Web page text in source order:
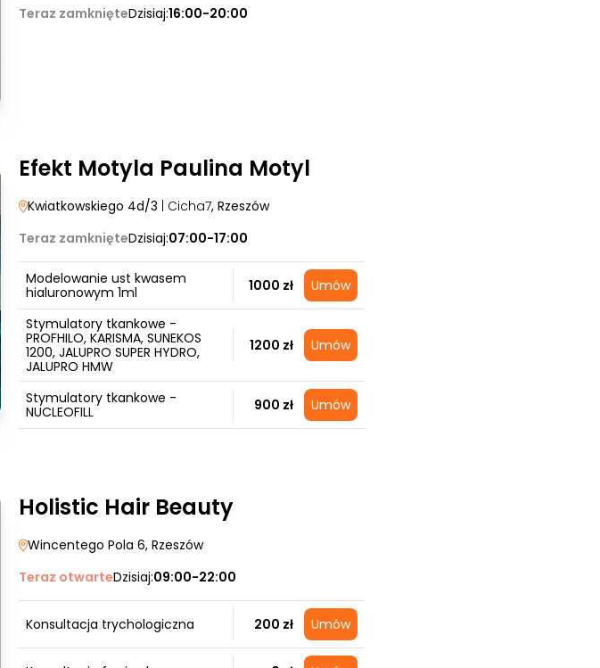
Teraz zamknięteDzisiaj:16:00-20:00
Efekt Motyla Paulina Motyl
Kwiatkowskiego 4d/3 | Cicha7, Rzeszów
Teraz zamknięteDzisiaj:07:00-17:00
Modelowanie ust kwasem
hialuronowym 1ml
1000 zł Umów
Stymulatory tkankowe -
PROFHILO, KARISMA, SUNEKOS
1200, JALUPRO SUPER HYDRO,
JALUPRO HMW
1200 zł Umów
Stymulatory tkankowe -
NUCLEOFILL
900 zł Umów
Holistic Hair Beauty
Wincentego Pola 6, Rzeszów
Teraz otwarteDzisiaj:09:00-22:00
Konsultacja trychologiczna 200 zł Umów